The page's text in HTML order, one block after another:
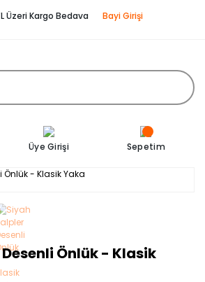
Üzeri Kargo Bedava Bayi Girişi
Üye Girişi Sepetim
Önlük - Klasik